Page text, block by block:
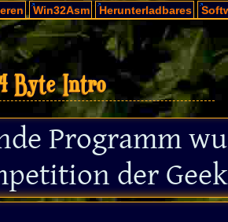
Win32Asm Herunterladbares
Byte Intro
Programm
der